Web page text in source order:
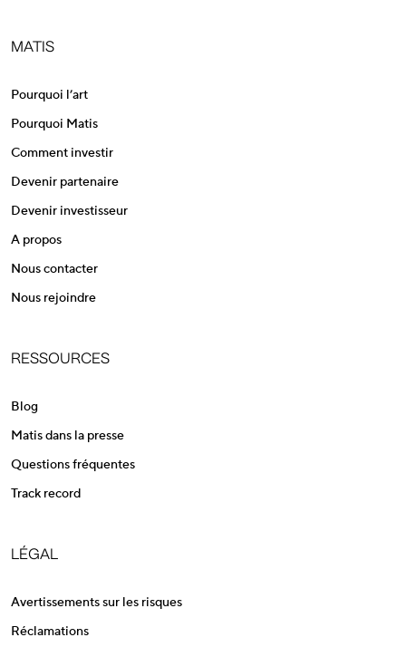
MATIS
Pourquoi l’art
Pourquoi Matis
Comment investir
Devenir partenaire
Devenir investisseur
A propos
Nous contacter
Nous rejoindre
RESSOURCES
Blog
Matis dans la presse
Questions fréquentes
Track record
LÉGAL
Avertissements sur les risques
Réclamations